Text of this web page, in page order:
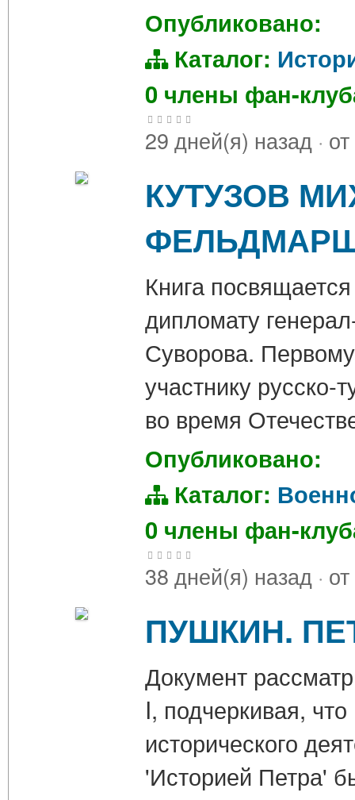
Опубликовано:
Каталог:
0 члены фан-
29 дней(я) назад · от
КУТУЗОВ
Книга
дипломату
Суворова.
участнику
во время
Опубликовано:
Каталог:
0 члены фан-
38 дней(я) назад · от
ПУШКИН.
Документ
I, подчеркивая,
исторического
'Историей Петра'